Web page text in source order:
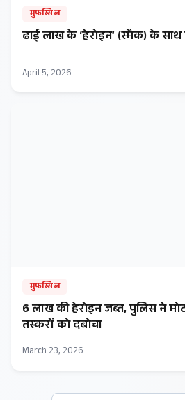
मुफस्सिल
ढाई लाख के ‘हेरोइन’ (स्मैक) के साथ
April 5, 2026
मुफस्सिल
6 लाख की हेरोइन जब्त, पुलिस ने
तस्करों को दबोचा
March 23, 2026